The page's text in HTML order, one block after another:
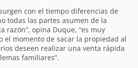
con el tiempo diferencias de
todas las partes asumen de la
razón”, opina Duque, “es muy
el momento de sacar la propiedad al
deseen realizar una venta rápida
familiares”.